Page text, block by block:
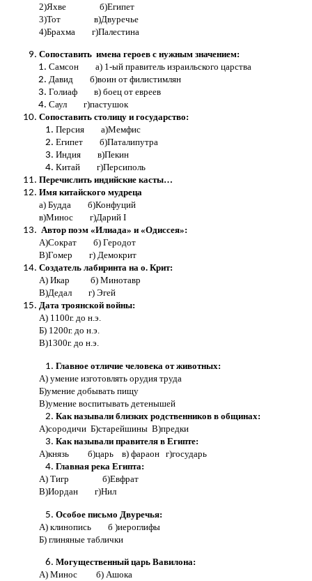
2)Яхве б)Египет
3)Тот в)Двуречье
4)Брахма г)Палестина
Сопоставить имена героев с нужным значением:
Самсон а) 1-ый правитель израильского царства
Давид б)воин от филистимлян
Голиаф в) боец от евреев
Саул г)пастушок
Сопоставить столицу и государство:
Персия а)Мемфис
Египет б)Паталипутра
Индия в)Пекин
Китай г)Персиполь
Перечислить индийские касты…
Имя китайского мудреца
а) Будда б)Конфуций
в)Минос г)Дарий I
Автор поэм «Илиада» и «Одиссея»:
А)Сократ б) Геродот
В)Гомер г) Демокрит
Создатель лабиринта на о. Крит:
А) Икар б) Минотавр
В)Дедал г) Эгей
Дата троянской войны:
А) 1100г. до н.э.
Б) 1200г. до н.э.
В)1300г. до н.э.
Главное отличие человека от животных:
А) умение изготовлять орудия труда
Б)умение добывать пищу
В)умение воспитывать детенышей
Как называли близких родственников в общинах:
А)сородичи Б)старейшины В)предки
Как называли правителя в Египте:
А)князь б)царь в) фараон г)государь
Главная река Египта:
А) Тигр б)Евфрат
В)Иордан г)Нил
Особое письмо Двуречья:
А) клинопись б )иероглифы
Б) глиняные таблички
Могущественный царь Вавилона:
А) Минос б) Ашока